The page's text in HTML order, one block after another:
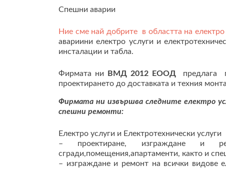
Спешни аварии
Ние сме най добрите в областта на електро
авариини електро услуги и
инсталации и табла.
Фирмата ни ВМД 2012 ЕООД предлага
проектирането до доставката и техния
Фирмата ни извършва следните електро
спешни ремонти:
Електро услуги и Електротехнически услуги
– проектиране, изграждане и
сгради,помещения,апартаменти, както и
– изграждане и ремонт на всички видове